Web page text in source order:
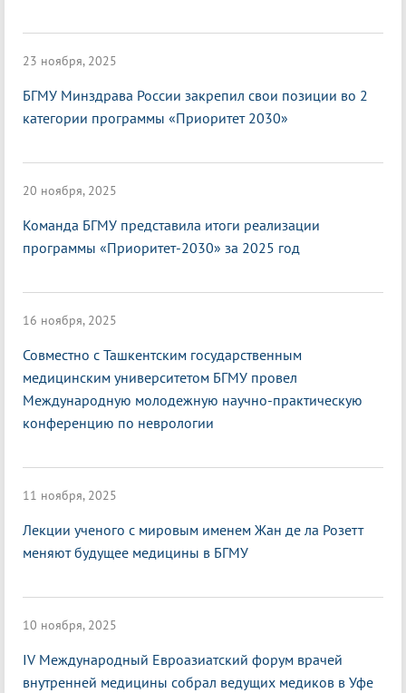
23 ноября, 2025
БГМУ Минздрава России закрепил свои позиции во 2
категории программы «Приоритет 2030»
20 ноября, 2025
Команда БГМУ представила итоги реализации
программы «Приоритет-2030» за 2025 год
16 ноября, 2025
Совместно с Ташкентским государственным
медицинским университетом БГМУ провел
Международную молодежную научно-практическую
конференцию по неврологии
11 ноября, 2025
Лекции ученого с мировым именем Жан де ла Розетт
меняют будущее медицины в БГМУ
10 ноября, 2025
IV Международный Евроазиатский форум врачей
внутренней медицины собрал ведущих медиков в Уфе